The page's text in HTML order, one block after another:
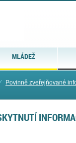
MLÁDEŽ
⁄
Povinně zveřejňované